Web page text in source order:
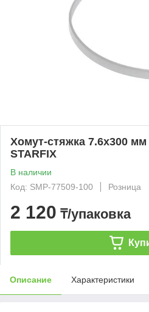
Хомут-стяжка 7.6х300
STARFIX
В наличии
Код: SMP-77509-100
Розница
2 120 ₸/упаковка
Описание Характеристики